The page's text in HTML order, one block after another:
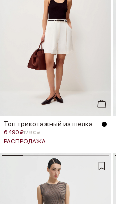
Топ трикотажный из шелка
6 490 ₽12 990 ₽
РАСПРОДАЖА